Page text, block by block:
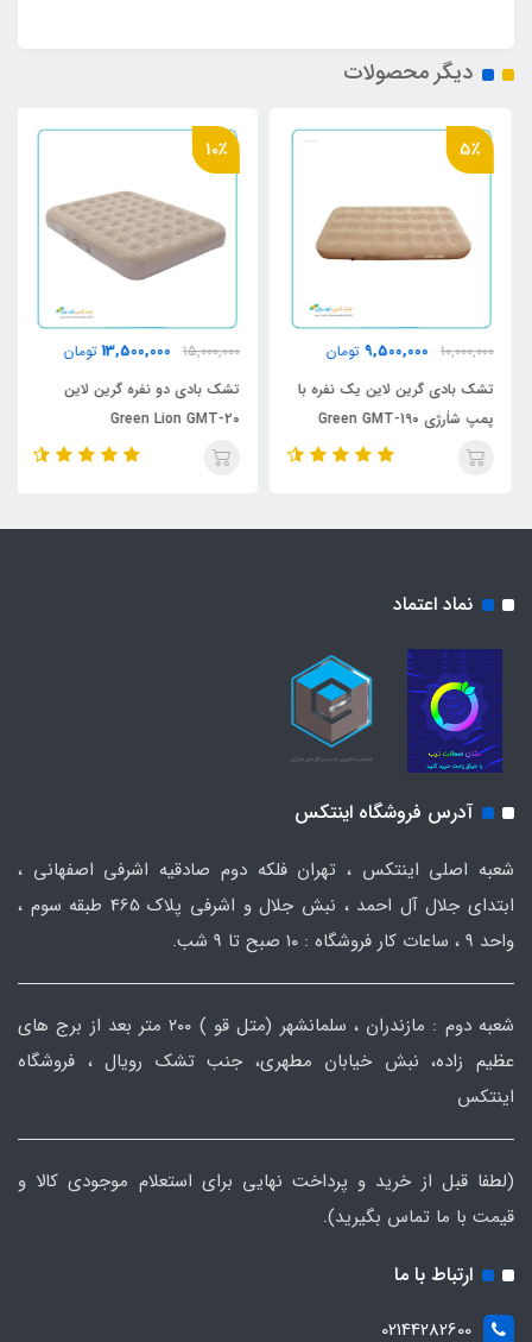
دیگر محصولات
5٪
10,000,000
9,500,000 تومان
تشک بادی گرین لاین یک نفره با
پمپ شاٰرژی Green GMT-190
10٪
15,000,000
13,500,000 تومان
تشک بادی دو نفره گرین لاین
Green Lion GMT-20
نماد اعتماد
آدرس فروشگاه اینتکس
شعبه اصلی اینتکس ، تهران فلکه دوم صادقیه اشرفی اصفهانی ،
ابتدای جلال آل احمد ، نبش جلال و اشرفی پلاک 465 طبقه سوم ،
واحد ۹ ، ساعات کار فروشگاه : ۱۰ صبح تا ۹ شب.
شعبه دوم : مازندران ، سلمانشهر (متل قو ) ۲۰۰ متر بعد از برج های
عظیم زاده، نبش خیابان مطهری، جنب تشک رویال ، فروشگاه
اینتکس
(لطفا قبل از خرید و پرداخت نهایی برای استعلام موجودی کالا و
قیمت با ما تماس بگیرید).
ارتباط با ما
02144282600